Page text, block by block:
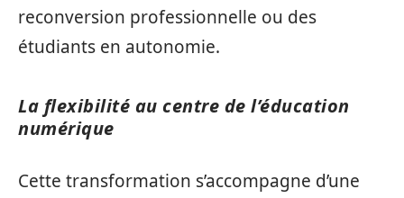
reconversion professionnelle ou des
étudiants en autonomie.
La flexibilité au centre de l’éducation
numérique
Cette transformation s’accompagne d’une